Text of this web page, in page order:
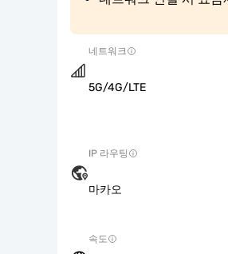
네트워크
5G/4G/LTE
IP 라우팅
마카오
속도